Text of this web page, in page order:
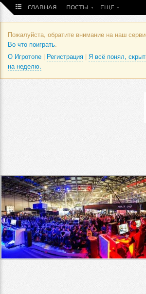
ГЛАВНАЯ ПОСТЫ ЕЩЕ
Пожалуйста, обратите внимание на наш
Во что поиграть.
О Игротопе | Регистрация | Я всё понял,
на неделю.